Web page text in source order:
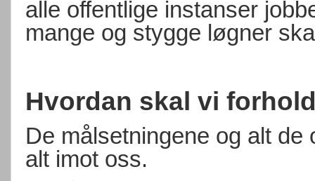
alle offentlige instanser
mange og stygge løgner
Hvordan skal vi
De målsetningene og alt
alt imot oss.